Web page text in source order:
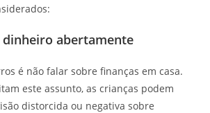
abertamente
é não falar sobre finanças em casa.
este assunto, as crianças podem
distorcida ou negativa sobre